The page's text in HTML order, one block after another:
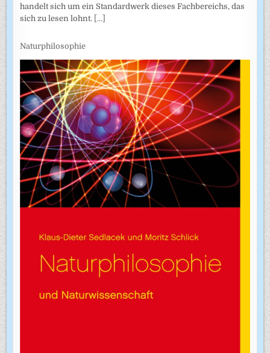
handelt sich um ein Standardwerk dieses Fachbereichs, das
sich zu lesen lohnt. [...]
Naturphilosophie